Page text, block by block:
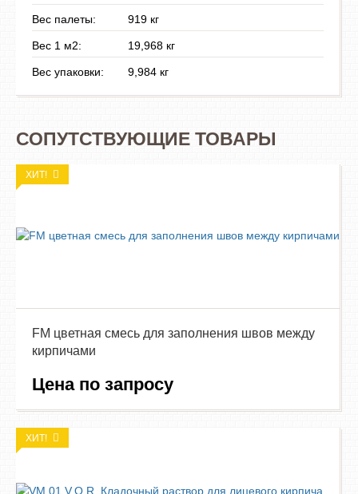
Вес палеты: 919 кг
Вес 1 м2: 19,968 кг
Вес упаковки: 9,984 кг
СОПУТСТВУЮЩИЕ ТОВАРЫ
FM цветная смесь для заполнения швов между
кирпичами
Цена по запросу
ХИТ!
ХИТ!